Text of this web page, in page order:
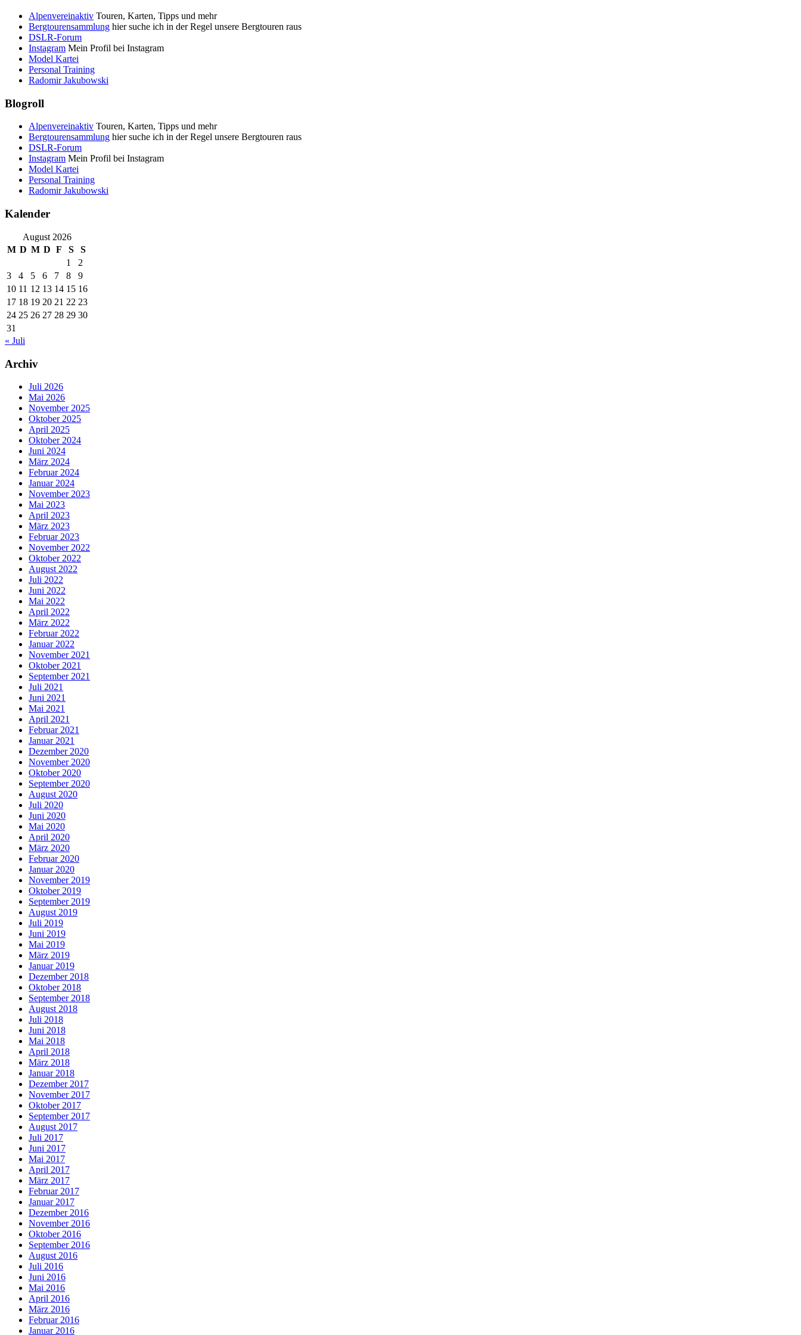
Alpenvereinaktiv Touren, Karten, Tipps und mehr
Bergtourensammlung hier suche ich in der Regel unsere Bergtouren raus
DSLR-Forum
Instagram Mein Profil bei Instagram
Model Kartei
Personal Training
Radomir Jakubowski
Blogroll
Alpenvereinaktiv Touren, Karten, Tipps und mehr
Bergtourensammlung hier suche ich in der Regel unsere Bergtouren raus
DSLR-Forum
Instagram Mein Profil bei Instagram
Model Kartei
Personal Training
Radomir Jakubowski
Kalender
August 2026
M D M D F S
S
1
2
3
4 5 6 7 8
9
10 11 12 13 14 15 16
17 18 19 20 21 22 23
24 25 26 27 28 29 30
31
« Juli
Archiv
Juli 2026
Mai 2026
November 2025
Oktober 2025
April 2025
Oktober 2024
Juni 2024
März 2024
Februar 2024
Januar 2024
November 2023
Mai 2023
April 2023
März 2023
Februar 2023
November 2022
Oktober 2022
August 2022
Juli 2022
Juni 2022
Mai 2022
April 2022
März 2022
Februar 2022
Januar 2022
November 2021
Oktober 2021
September 2021
Juli 2021
Juni 2021
Mai 2021
April 2021
Februar 2021
Januar 2021
Dezember 2020
November 2020
Oktober 2020
September 2020
August 2020
Juli 2020
Juni 2020
Mai 2020
April 2020
März 2020
Februar 2020
Januar 2020
November 2019
Oktober 2019
September 2019
August 2019
Juli 2019
Juni 2019
Mai 2019
März 2019
Januar 2019
Dezember 2018
Oktober 2018
September 2018
August 2018
Juli 2018
Juni 2018
Mai 2018
April 2018
März 2018
Januar 2018
Dezember 2017
November 2017
Oktober 2017
September 2017
August 2017
Juli 2017
Juni 2017
Mai 2017
April 2017
März 2017
Februar 2017
Januar 2017
Dezember 2016
November 2016
Oktober 2016
September 2016
August 2016
Juli 2016
Juni 2016
Mai 2016
April 2016
März 2016
Februar 2016
Januar 2016